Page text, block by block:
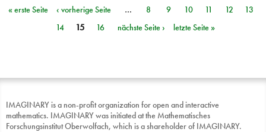
Seiten
« erste Seite ‹ vorherige Seite … 8 9 10 11 12
13
14
15 16 nächste Seite › letzte Seite »
IMAGINARY is a non-profit organization for open and interactive
mathematics. IMAGINARY was initiated at the Mathematisches
Forschungsinstitut Oberwolfach, which is a shareholder of IMAGINARY.